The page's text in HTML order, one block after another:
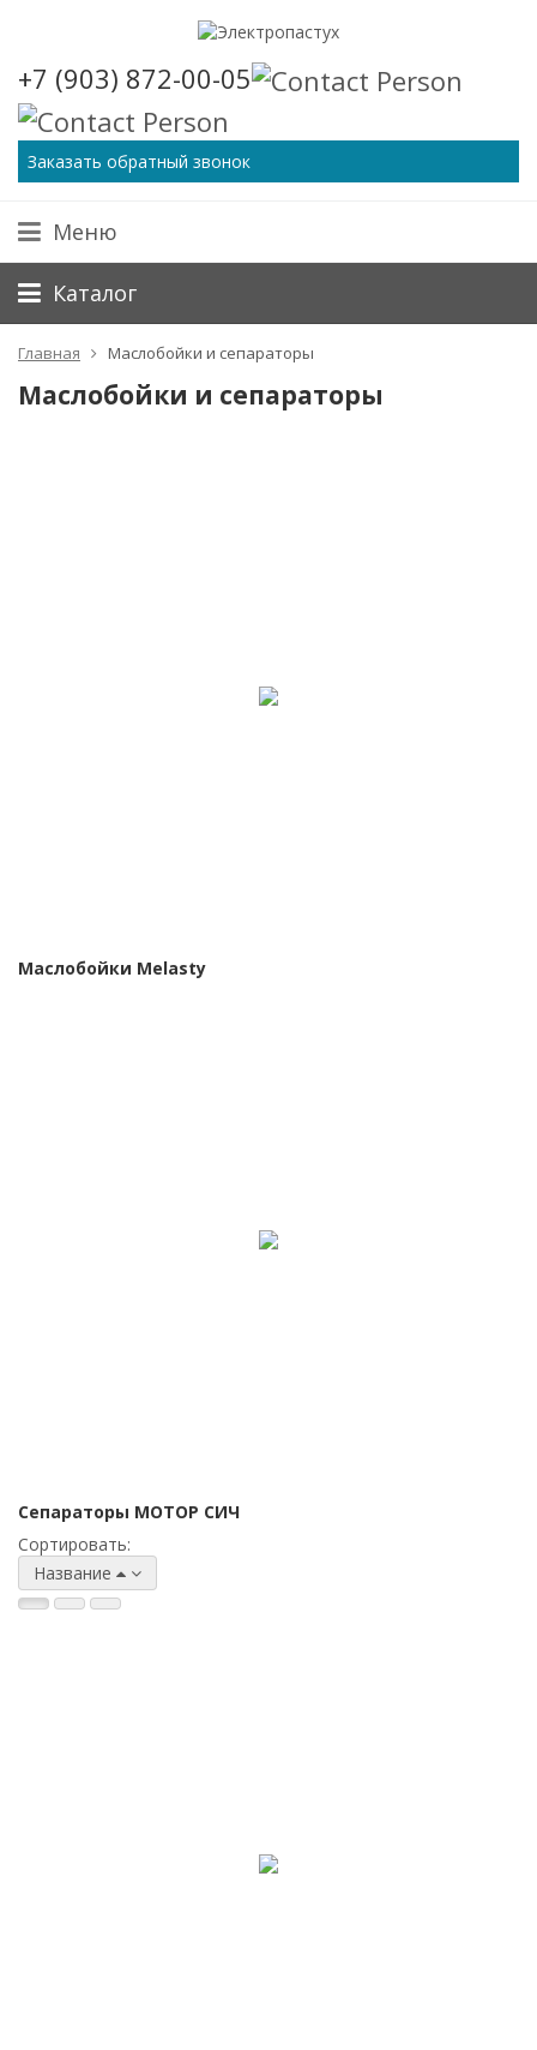
+7 (903) 872-00-05
Заказать обратный звонок
Меню
Каталог
Главная Маслобойки и сепараторы
Маслобойки и сепараторы
Маслобойки Melasty
Сепараторы МОТОР СИЧ
Сортировать:
Название